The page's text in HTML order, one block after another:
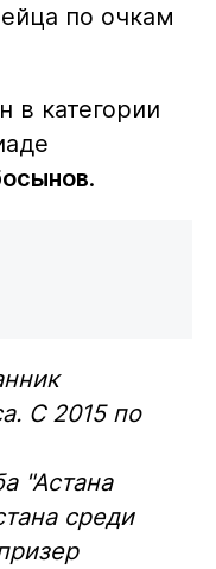
по очкам
в категории
.
С 2015 по
"Астана
среди